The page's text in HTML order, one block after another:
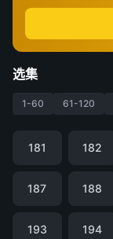
选集
1-60 61-120
181 182
187 188
193 194